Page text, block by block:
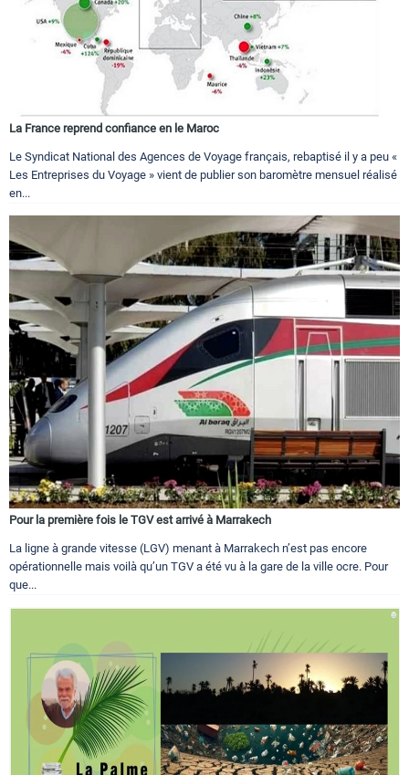
La France reprend confiance en le Maroc
Le Syndicat National des Agences de Voyage français, rebaptisé il y a peu «
Les Entreprises du Voyage » vient de publier son baromètre mensuel réalisé
en...
Pour la première fois le TGV est arrivé à Marrakech
La ligne à grande vitesse (LGV) menant à Marrakech n’est pas encore
opérationnelle mais voilà qu’un TGV a été vu à la gare de la ville ocre. Pour
que...